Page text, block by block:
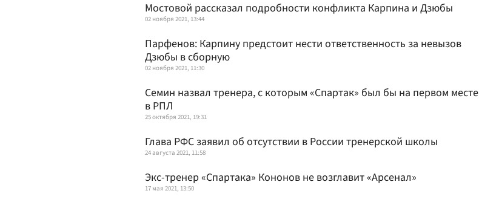
Мостовой рассказал подробности конфликта Карпина и Дзюбы
02 ноября 2021, 13:44
Парфенов: Карпину предстоит нести ответственность за невызов
Дзюбы в сборную
02 ноября 2021, 11:30
Семин назвал тренера, с которым «Спартак» был бы на первом месте
в РПЛ
25 октября 2021, 19:31
Глава РФС заявил об отсутствии в России тренерской школы
24 августа 2021, 11:58
Экс-тренер «Спартака» Кононов не возглавит «Арсенал»
17 мая 2021, 13:50